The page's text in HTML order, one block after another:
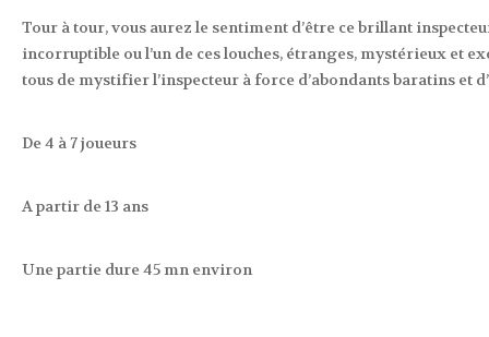
Tour à tour, vous aurez le sentiment d’être ce brillant
incorruptible ou l’un de ces louches, étranges, mystérieux et
tous de mystifier l’inspecteur à force d’abondants baratins et
De 4 à 7 joueurs
A partir de 13 ans
Une partie dure 45 mn environ